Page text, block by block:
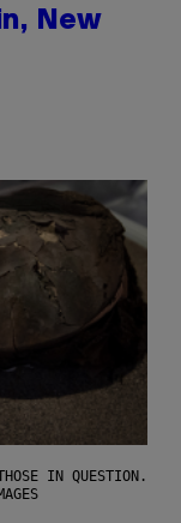
New
IN QUESTION.